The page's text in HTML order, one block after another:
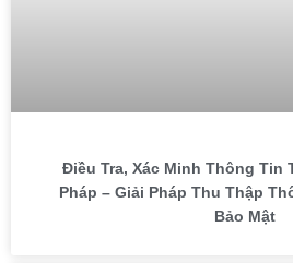
Điều Tra, Xác Minh Thông Tin
Pháp – Giải Pháp Thu Thập
Bảo Mật